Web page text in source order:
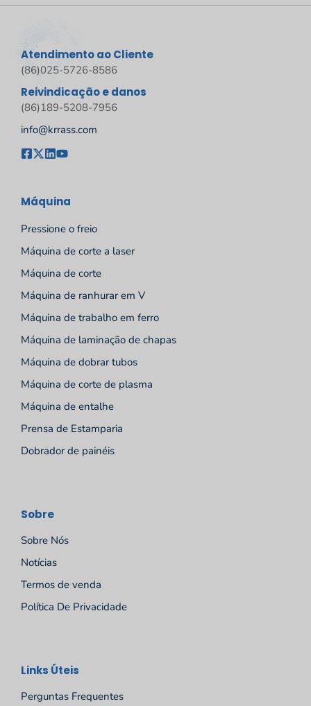
Atendimento ao Cliente
(86)025-5726-8586
Reivindicação e danos
(86)189-5208-7956
info@krrass.com
Máquina
Pressione o freio
Máquina de corte a laser
Máquina de corte
Máquina de ranhurar em V
Máquina de trabalho em ferro
Máquina de laminação de chapas
Máquina de dobrar tubos
Máquina de corte de plasma
Máquina de entalhe
Prensa de Estamparia
Dobrador de painéis
Sobre
Sobre Nós
Notícias
Termos de venda
Política De Privacidade
Links Úteis
Perguntas Frequentes